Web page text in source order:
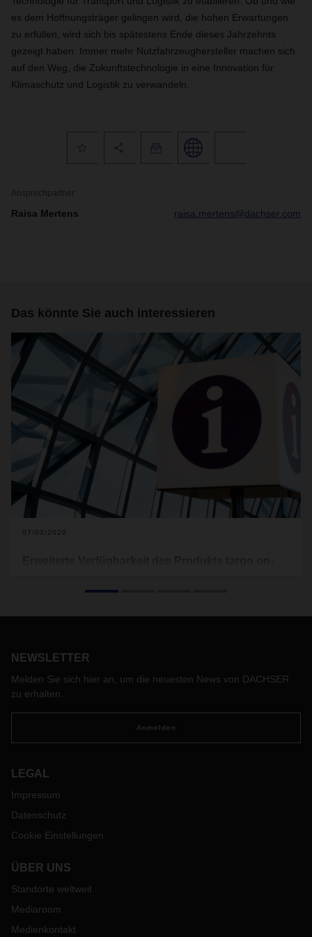
es dem Hoffnungsträger gelingen wird, die hohen Erwartungen
zu erfüllen, wird sich bis spätestens Ende dieses Jahrzehnts
gezeigt haben. Immer mehr Nutzfahrzeughersteller machen sich
auf den Weg, die Zukunftstechnologie in eine Innovation für
Klimaschutz und Logistik zu verwandeln.
Ansprechpartner
Raisa Mertens raisa.mertens@dachser.com
Das könnte Sie auch interessieren
07/03/2020
in der Coronazeit, zeigt im Verlauf der letzten Wochen eine
Produkt targo on-site (Lieferung Bordsteinkante) seit heute
die Lieferung von B2C-Sendungen bis zur Bordsteinkante.
Um gegenüber Online-Bestellern eine zuverlässige
Lieferaussage treffen zu können, ist es als Online-Plattform
enorm wichtig explizit hierauf hinzuweisen. In Europa steht
den gleichbleibend hohen Qualitätsstandard national und
grenzüberschreitend.
Bitte beachten Sie, dass bei dem Produkt targo on-site
(Lieferung Bordsteinkante) keine Laufzeitangaben möglich
NEWSLETTER
Melden Sie sich hier an, um die neuesten News von DACHSER
zu erhalten.
Anmelden
LEGAL
Impressum
Datenschutz
Cookie Einstellungen
ÜBER UNS
Standorte weltweit
Mediaroom
Medienkontakt